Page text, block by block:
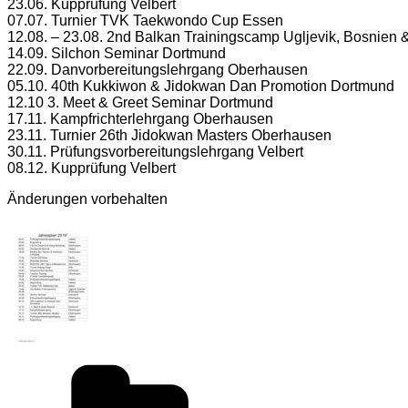
23.06. Kupprüfung Velbert
07.07. Turnier TVK Taekwondo Cup Essen
12.08. – 23.08. 2nd Balkan Trainingscamp Ugljevik, Bosnien
14.09. Silchon Seminar Dortmund
22.09. Danvorbereitungslehrgang Oberhausen
05.10. 40th Kukkiwon & Jidokwan Dan Promotion Dortmund
12.10 3. Meet & Greet Seminar Dortmund
17.11. Kampfrichterlehrgang Oberhausen
23.11. Turnier 26th Jidokwan Masters Oberhausen
30.11. Prüfungsvorbereitungslehrgang Velbert
08.12. Kupprüfung Velbert
Änderungen vorbehalten